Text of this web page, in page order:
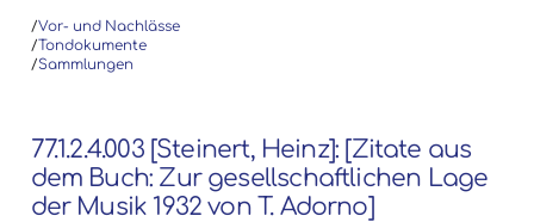
/Vor- und Nachlässe
/Tondokumente
/Sammlungen
77.1.2.4.003 [Steinert, Heinz]: [Zitate aus
dem Buch: Zur gesellschaftlichen Lage
der Musik 1932 von T. Adorno]